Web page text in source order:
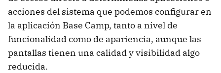
acciones del sistema que podemos configurar en
la aplicación Base Camp, tanto a nivel de
funcionalidad como de apariencia, aunque las
pantallas tienen una calidad y visibilidad algo
reducida.